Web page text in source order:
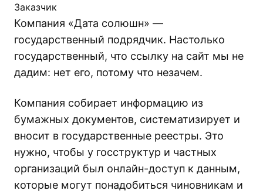
Заказчик
Компания «Дата солюшн» —
государственный подрядчик. Настолько
государственный, что ссылку на сайт мы не
дадим: нет его, потому что незачем.
Компания собирает информацию из
бумажных документов, систематизирует и
вносит в государственные реестры. Это
нужно, чтобы у госструктур и частных
организаций был онлайн-доступ к данным,
которые могут понадобиться чиновникам и